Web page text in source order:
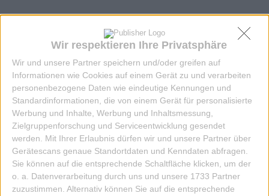
Wir respektieren Ihre Privatsphäre
Wir und unsere Partner speichern und/oder greifen auf
Informationen wie Cookies auf einem Gerät zu und verarbeiten
personenbezogene Daten wie eindeutige Kennungen und
Standardinformationen, die von einem Gerät für personalisierte
Werbung und Inhalte, Werbung und Inhaltsmessung,
Zielgruppenforschung und Serviceentwicklung gesendet
werden. Mit Ihrer Erlaubnis dürfen wir und unsere Partner über
Gerätescans genaue Standortdaten und Kenndaten abfragen.
Sie können auf die entsprechende Schaltfläche klicken, um der
o. a. Datenverarbeitung durch uns und unsere 1733 Partner
zuzustimmen. Alternativ können Sie auf die entsprechende
UNTERSETZER EICHE GEÖLT KOMPASS
9,50 EUR
IN DIE KISTE